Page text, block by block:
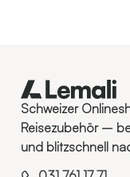
Schweizer
Reisezubehör –
und blitzschnell